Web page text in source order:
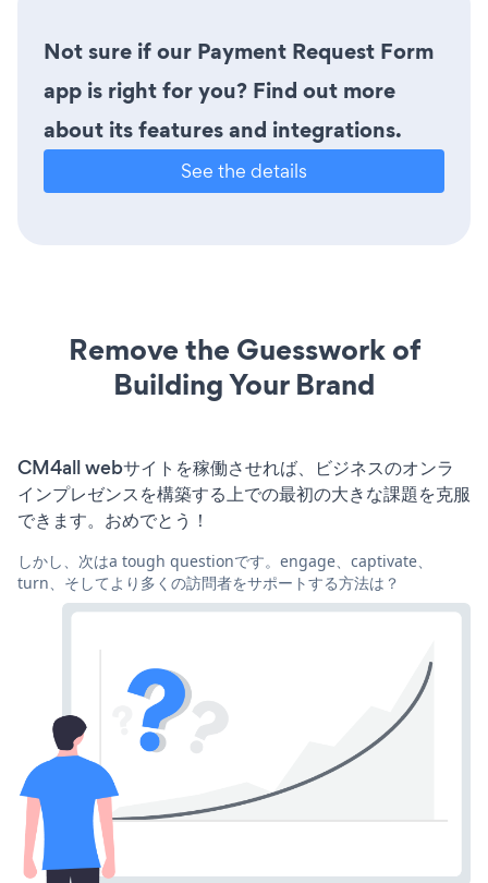
Not sure if our Payment Request Form
app is right for you? Find out more
about its features and integrations.
See the details
Remove the Guesswork of
Building Your Brand
CM4all webサイトを稼働させれば、ビジネスのオンラ
インプレゼンスを構築する上での最初の大きな課題を克服
できます。おめでとう！
しかし、次はa tough questionです。engage、captivate、
turn、そしてより多くの訪問者をサポートする方法は？